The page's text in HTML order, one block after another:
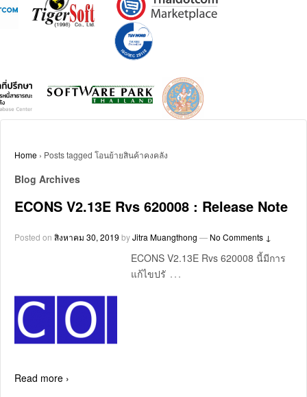
Home › Posts tagged โอนย้ายสินค้าคงคลัง
Blog Archives
ECONS V2.13E Rvs 620008 : Release Note
Posted on สิงหาคม 30, 2019 byJitra Muangthong — No Comments ↓
ECONS V2.13E Rvs 620008 นี้มีการ
แก้ไขปรั …
Read more ›